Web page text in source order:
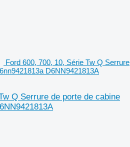
Ford 600, 700, 10, Série Tw Q Serrure
D6NN9421813A
Q Serrure de porte de cabine